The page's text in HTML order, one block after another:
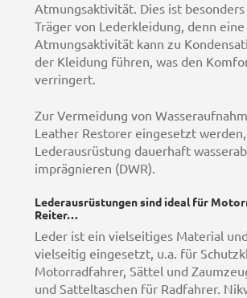
Atmungsaktivität. Dies ist
Träger von Lederkleidung, denn
Atmungsaktivität kann zu
der Kleidung führen, was den
verringert.
Zur Vermeidung von
Leather Restorer eingesetzt
Lederausrüstung dauerhaft
imprägnieren (DWR).
Lederausrüstungen sind ideal für
Reiter…
Leder ist ein vielseitiges Material
vielseitig eingesetzt, u.a. für
Motorradfahrer, Sättel und
und Satteltaschen für Radfahrer.